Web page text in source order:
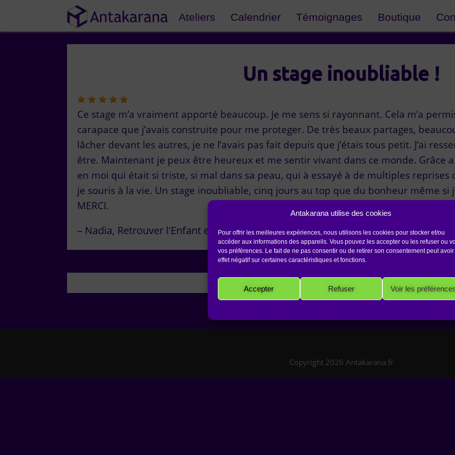
Antakarana utilise des cookies
Pour offrir les meilleures expériences, nous utilisons les cookies pour stocker et/ou
accéder aux informations des appareils. Vous pouvez les accepter ou les refuser ou
vos préférences. Le fait de ne pas consentir ou de retirer son consentement peut avoir
effet négatif sur certaines caractéristiques et fonctions.
Accepter Refuser Voir les
Ateliers Calendrier Témoignages Boutique
Un stage inoubliable !
Ce stage m’a vraiment apporté beaucoup. Je me sens si rayonnant. Cela m’a
carapace que j’avais construite pour me proteger. De très beaux partages,
lâcher devant les autres, je ne l’avais pas fait depuis que j’étais tous petit. J’ai
être. Maintenant je peux être heureux et me sentir vivant dans ce monde. Grâce
en moi qui était si triste, si mal dans sa peau, qui à essayé à de multiples
je souris à la vie. Un stage inoubliable, cinq jours au top que du bonheur même si
MERCI.
Nadia Retrouver l'Enfant en Soi Beziers
Copyright 2026 Antakarana.fr